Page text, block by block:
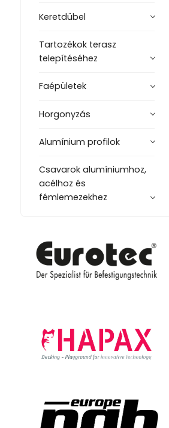
Keretdübel
Tartozékok terasz
telepítéséhez
Faépületek
Horgonyzás
Alumínium profilok
Csavarok alumíniumhoz,
acélhoz és
fémlemezekhez